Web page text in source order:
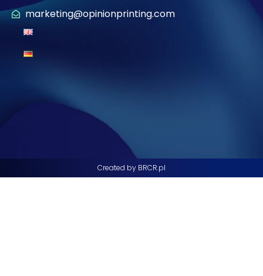
marketing@opinionprinting.com
Created by BRCR.pl